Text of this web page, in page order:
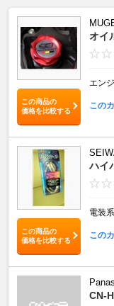
この商品の
価格を比較する
オイ
エン
この
この商品の
価格を比較する
ハイ
電装系
この
CN-